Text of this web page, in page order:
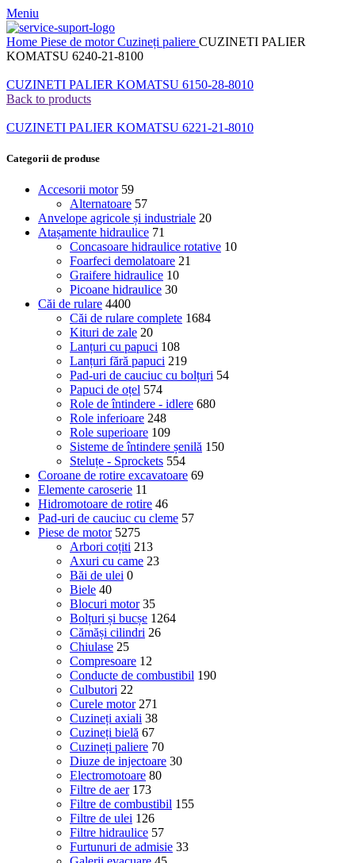
Meniu
Home Piese de motorCuzineți paliere CUZINETI PALIER
KOMATSU 6240-21-8100
CUZINETI PALIER KOMATSU 6150-28-8010
Back to products
CUZINETI PALIER KOMATSU 6221-21-8010
Categorii de produse
Accesorii motor 59
Alternatoare 57
Anvelope agricole și industriale 20
Atașamente hidraulice 71
Concasoare hidraulice rotative 10
Foarfeci demolatoare 21
Graifere hidraulice 10
Picoane hidraulice 30
Căi de rulare 4400
Căi de rulare complete 1684
Kituri de zale 20
Lanțuri cu papuci 108
Lanțuri fără papuci 219
Pad-uri de cauciuc cu bolțuri 54
Papuci de oțel 574
Role de întindere - idlere 680
Role inferioare 248
Role superioare 109
Sisteme de întindere șenilă 150
Steluțe - Sprockets 554
Coroane de rotire excavatoare 69
Elemente caroserie 11
Hidromotoare de rotire 46
Pad-uri de cauciuc cu cleme 57
Piese de motor 5275
Arbori coțiti 213
Axuri cu came 23
Băi de ulei 0
Biele 40
Blocuri motor 35
Bolțuri și bucșe 1264
Cămăși cilindri 26
Chiulase 25
Compresoare 12
Conducte de combustibil 190
Culbutori 22
Curele motor 271
Cuzineți axiali 38
Cuzineți bielă 67
Cuzineți paliere 70
Diuze de injectoare 30
Electromotoare 80
Filtre de aer 173
Filtre de combustibil 155
Filtre de ulei 126
Filtre hidraulice 57
Furtunuri de admisie 33